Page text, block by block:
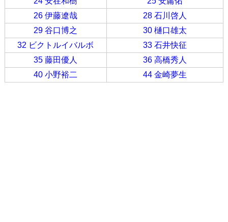
26 伊藤遼哉
28 石川啓人
29 谷口博之
30 樋口雄太
32 ビクトルイバルボ
33 石井快征
35 藤田優人
36 高橋秀人
40 小野裕二
44 金崎夢生